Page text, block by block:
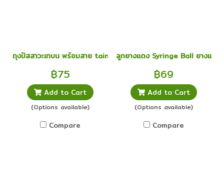
ถุงปัสสาวะเทบน พร้อมสาย taining urine bag 2000 ml ยูรีนแบก
฿75
Add to Cart
(Options available)
Compare
ลูกยางแดง Syringe Ball ยางแดง
฿69
Add to Cart
(Options available)
Compare